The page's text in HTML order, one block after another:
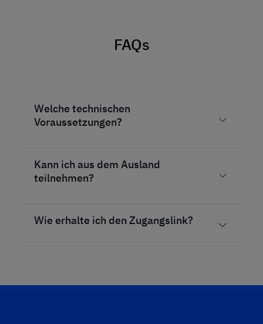
FAQs
Welche technischen
Voraussetzungen?
Kann ich aus dem Ausland
teilnehmen?
Wie erhalte ich den Zugangslink?